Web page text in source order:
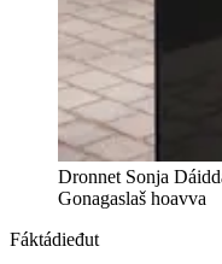
Dronnet Sonja
Gonagaslaš hoavva
Fáktádieđut